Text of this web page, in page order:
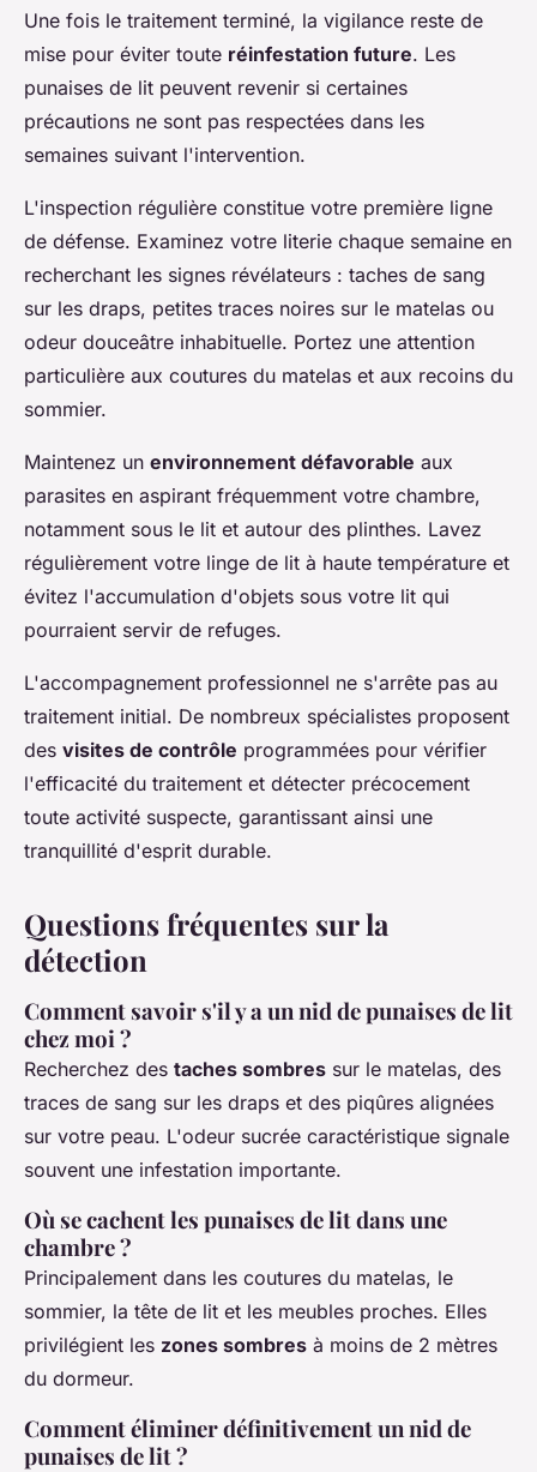
Une fois le traitement terminé, la vigilance reste de
mise pour éviter toute réinfestation future. Les
punaises de lit peuvent revenir si certaines
précautions ne sont pas respectées dans les
semaines suivant l'intervention.
L'inspection régulière constitue votre première ligne
de défense. Examinez votre literie chaque semaine en
recherchant les signes révélateurs : taches de sang
sur les draps, petites traces noires sur le matelas ou
odeur douceâtre inhabituelle. Portez une attention
particulière aux coutures du matelas et aux recoins du
sommier.
Maintenez un environnement défavorable aux
parasites en aspirant fréquemment votre chambre,
notamment sous le lit et autour des plinthes. Lavez
régulièrement votre linge de lit à haute température et
évitez l'accumulation d'objets sous votre lit qui
pourraient servir de refuges.
L'accompagnement professionnel ne s'arrête pas au
traitement initial. De nombreux spécialistes proposent
des visites de contrôle programmées pour vérifier
l'efficacité du traitement et détecter précocement
toute activité suspecte, garantissant ainsi une
tranquillité d'esprit durable.
Questions fréquentes sur la
détection
Comment savoir s'il y a un nid de punaises de lit
chez moi ?
Recherchez des taches sombres sur le matelas, des
traces de sang sur les draps et des piqûres alignées
sur votre peau. L'odeur sucrée caractéristique signale
souvent une infestation importante.
Où se cachent les punaises de lit dans une
chambre ?
Principalement dans les coutures du matelas, le
sommier, la tête de lit et les meubles proches. Elles
privilégient les zones sombres à moins de 2 mètres
du dormeur.
Comment éliminer définitivement un nid de
punaises de lit ?